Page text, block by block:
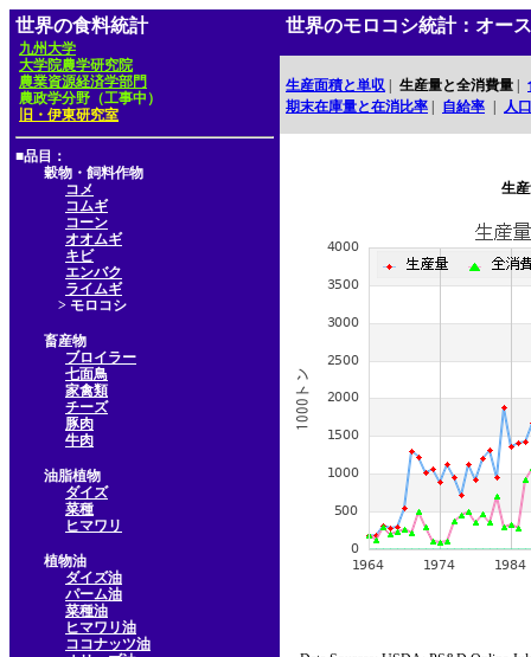
世界の食料統計
九州大学
大学院農学研究院
農業資源経済学部門
農政学分野（工事中）
旧・伊東研究室
■品目：
穀物・飼料作物
コメ
コムギ
コーン
オオムギ
キビ
エンバク
ライムギ
> モロコシ
畜産物
ブロイラー
七面鳥
家禽類
チーズ
豚肉
牛肉
油脂植物
ダイズ
菜種
ヒマワリ
植物油
ダイズ油
パーム油
菜種油
ヒマワリ油
ココナッツ油
世界のモロコシ統計：オー
生産面積と単収 生産量と全消費量
期末在庫量と在消比率
自給率 人口
生